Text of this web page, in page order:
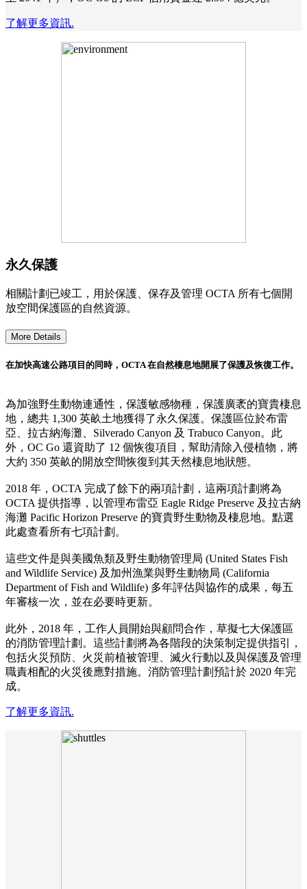
了解更多資訊.
永久保護
相關計劃已竣工，用於保護、保存及管理 OCTA 所有七個開
放空間保護區的自然資源。
More Details
在加快高速公路項目的同時，OCTA 在自然棲息地開展了保護及恢復工作。
為加強野生動物連通性，保護敏感物種，保護廣袤的寶貴棲息
地，總共 1,300 英畝土地獲得了永久保護。保護區位於布雷
亞、拉古納海灘、Silverado Canyon 及 Trabuco Canyon。此
外，OC Go 還資助了 12 個恢復項目，幫助清除入侵植物，將
大約 350 英畝的開放空間恢復到其天然棲息地狀態。
2018 年，OCTA 完成了餘下的兩項計劃，這兩項計劃將為
OCTA 提供指導，以管理布雷亞 Eagle Ridge Preserve 及拉古納
海灘 Pacific Horizon Preserve 的寶貴野生動物及棲息地。點選
此處查看所有七項計劃。
這些文件是與美國魚類及野生動物管理局 (United States Fish
and Wildlife Service) 及加州漁業與野生動物局 (California
Department of Fish and Wildlife) 多年評估與協作的成果，每五
年審核一次，並在必要時更新。
此外，2018 年，工作人員開始與顧問合作，草擬七大保護區
的消防管理計劃。這些計劃將為各階段的決策制定提供指引，
包括火災預防、火災前植被管理、滅火行動以及與保護及管理
職責相配的火災後應對措施。消防管理計劃預計於 2020 年完
成。
了解更多資訊.